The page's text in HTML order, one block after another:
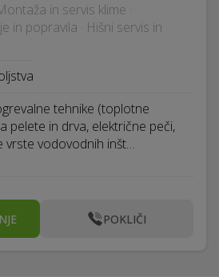
in servis klime ·
in popravila · Hišni servis in
tehnike (toplotne
pelete in drva, električne peči,
vrste vodovodnih inšt…
POKLIČI